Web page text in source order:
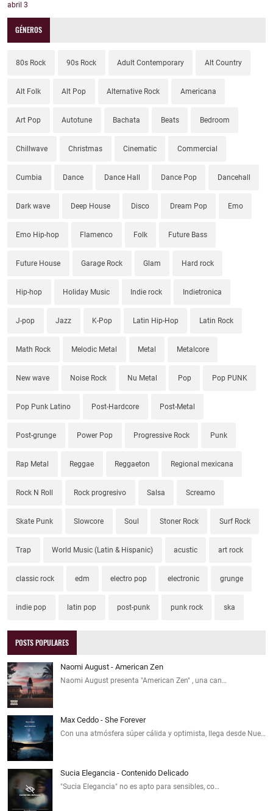
abril 3
GÉNEROS
80s Rock 90s Rock Adult Contemporary Alt Country
Alt Folk Alt Pop Alternative Rock Americana
Art Pop Autotune Bachata Beats Bedroom
Chillwave Christmas Cinematic Commercial
Cumbia Dance Dance Hall Dance Pop Dancehall
Dark wave Deep House Disco Dream Pop Emo
Emo Hip-hop Flamenco Folk Future Bass
Future House Garage Rock Glam Hard rock
Hip-hop Holiday Music Indie rock Indietronica
J-pop Jazz K-Pop Latin Hip-Hop Latin Rock
Math Rock Melodic Metal Metal Metalcore
New wave Noise Rock Nu Metal Pop Pop PUNK
Pop Punk Latino Post-Hardcore Post-Metal
Post-grunge Power Pop Progressive Rock Punk
Rap Metal Reggae Reggaeton Regional mexicana
Rock N Roll Rock progresivo Salsa Screamo
Skate Punk Slowcore Soul Stoner Rock Surf Rock
Trap World Music (Latin & Hispanic) acustic art rock
classic rock edm electro pop electronic grunge
indie pop latin pop post-punk punk rock ska
POSTS POPULARES
Naomi August - American Zen
Naomi August presenta "American Zen" , una can…
Max Ceddo - She Forever
Con una atmósfera súper cálida y optimista, llega desde Nue…
Sucia Elegancia - Contenido Delicado
"Sucia Elegancia" no es apto para sensibles, co…